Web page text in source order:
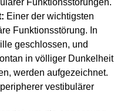
Funktionsstörungen.
Einer der wichtigsten
Funktionsstörung. In
geschlossen, und
in völliger Dunkelheit
werden aufgezeichnet.
vestibulärer